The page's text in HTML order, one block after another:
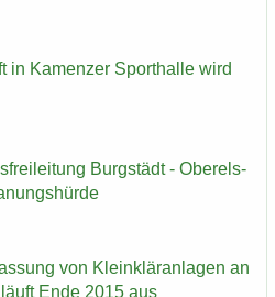
in Ka­men­zer Sport­hal­le wird
Burg­städt - Ober­els­
von Klein­klär­an­la­gen an
Ende 2015 aus